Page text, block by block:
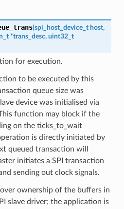
(spi_host_device_t host,
*trans_desc, uint32_t
for execution.
to be executed by this
queue size was
device was initialised via
function may block if the
on the ticks_to_wait
is directly initiated by
queued transaction will
initiates a SPI transaction
sending out clock signals.
ownership of the buffers in
slave driver; the application is